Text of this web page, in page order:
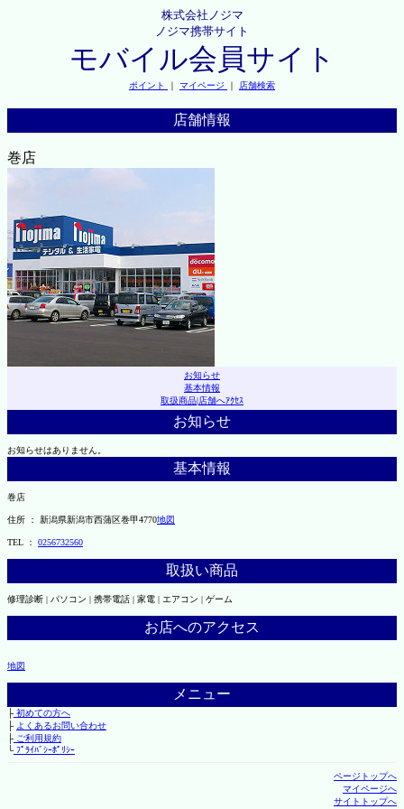
株式会社ノジマ
ノジマ携帯サイト
モバイル会員サイト
ポイント ｜ マイページ ｜ 店舗検索
店舗情報
巻店
お知らせ
基本情報
取扱商品|店舗へｱｸｾｽ
お知らせ
お知らせはありません。
基本情報
巻店
住所 ： 新潟県新潟市西蒲区巻甲4770地図
TEL ： 0256732560
取扱い商品
修理診断 | パソコン | 携帯電話 | 家電 | エアコン | ゲーム
お店へのアクセス
地図
メニュー
├初めての方へ
├ よくあるお問い合わせ
├ご利用規約
└ﾌﾟﾗｲﾊﾞｼｰﾎﾟﾘｼｰ
ページトップへ
マイページへ
サイトトップへ